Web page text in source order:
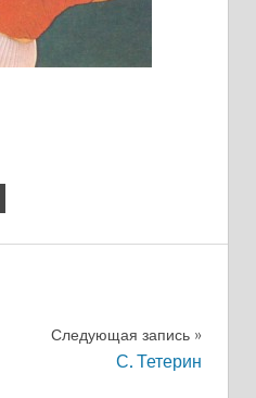
Следующая запись
С. Тетерин